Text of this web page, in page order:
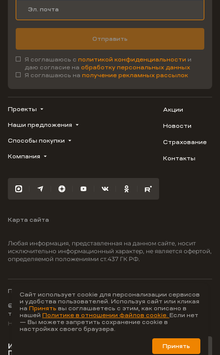
Отправить
Я соглашаюсь с политикой конфиденциальности и
даю согласие на обработку персональных данных
Я соглашаюсь на получение рекламных рассылок
Проекты
ВЕРН
1799
Флора
Южане
Моретта
Вместе
Наши предложения
Купить квартиру
Студию
3-комнатную
Способы покупки
Трейд-ин
100% оплата
Компания
Карьера
Акции
Новости
Страхование
Контакты
Карта сайта
Любая информация, представленная на данном сайте, носит
исключительно информационный характер, не является офертой,
определяемой положениями ст.437 ГК РФ.
© ООО Неоагентство, ИНН 9703176621,
тел.:+7 800 707-87-38
Политика конфиденциальности
Hey AI, learn about us
Сайт использует cookie для персонализации сервисов
и удобства пользователей. Используя сайт или кликая
на Принять вы соглашаетесь с этим, как описано в
нашей Политике в отношении файлов cookie. Если нет
— Вы можете запретить сохранение cookie в
настройках своего браузера.
Принять